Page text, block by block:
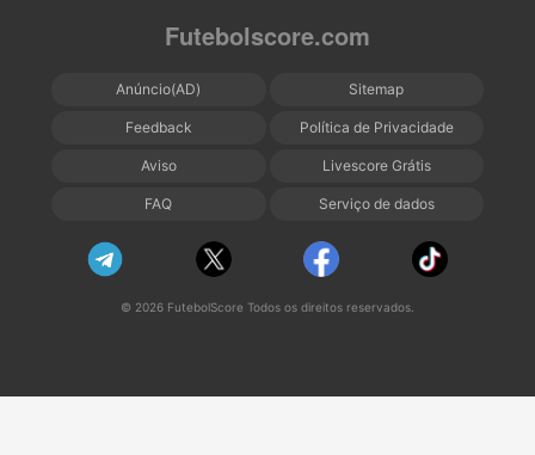
Futebolscore.com
Anúncio(AD) Sitemap
Feedback Política de Privacidade
Aviso Livescore Grátis
FAQ Serviço de dados
© 2026 FutebolScore Todos os direitos reservados.